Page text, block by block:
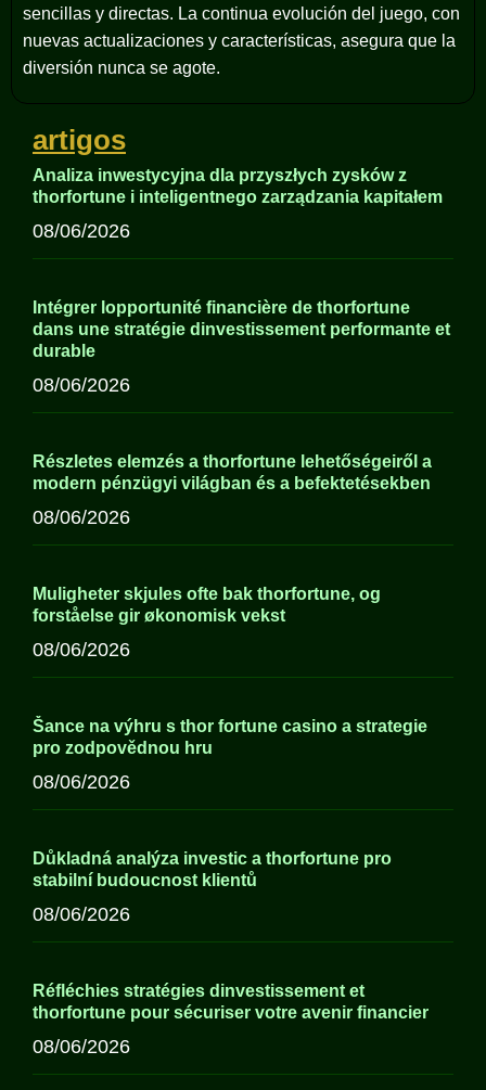
sencillas y directas. La continua evolución del juego, con
nuevas actualizaciones y características, asegura que la
diversión nunca se agote.
artigos
Analiza inwestycyjna dla przyszłych zysków z
thorfortune i inteligentnego zarządzania kapitałem
08/06/2026
Intégrer lopportunité financière de thorfortune
dans une stratégie dinvestissement performante et
durable
08/06/2026
Részletes elemzés a thorfortune lehetőségeiről a
modern pénzügyi világban és a befektetésekben
08/06/2026
Muligheter skjules ofte bak thorfortune, og
forståelse gir økonomisk vekst
08/06/2026
Šance na výhru s thor fortune casino a strategie
pro zodpovědnou hru
08/06/2026
Důkladná analýza investic a thorfortune pro
stabilní budoucnost klientů
08/06/2026
Réfléchies stratégies dinvestissement et
thorfortune pour sécuriser votre avenir financier
08/06/2026